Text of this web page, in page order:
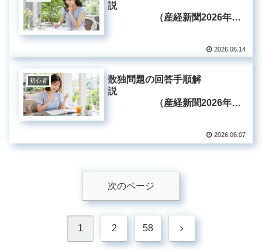
説
（産経新聞2026年6
2026.06.14
初心者
数独問題の回答手順解
説
（産経新聞2026年6
2026.06.07
次のページ
1 2 58 次